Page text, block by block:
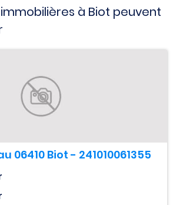
à Biot peuvent
06410 Biot - 241010061355